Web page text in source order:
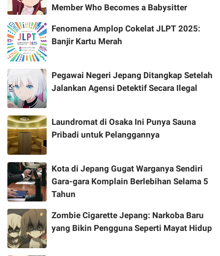
Member Who Becomes a Babysitter
Fenomena Amplop Cokelat JLPT 2025:
Banjir Kartu Merah
Pegawai Negeri Jepang Ditangkap Setelah
Jalankan Agensi Detektif Secara Ilegal
Laundromat di Osaka Ini Punya Sauna
Pribadi untuk Pelanggannya
Kota di Jepang Gugat Warganya Sendiri
Gara-gara Komplain Berlebihan Selama 5
Tahun
Zombie Cigarette Jepang: Narkoba Baru
yang Bikin Pengguna Seperti Mayat Hidup